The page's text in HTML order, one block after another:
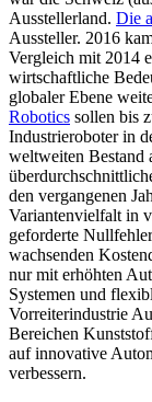
Ausstellerland. Die
Aussteller. 2016
Vergleich mit 2014
wirtschaftliche
globaler Ebene
Robotics sollen bis
Industrieroboter in
weltweiten Bestand
den vergangenen
Variantenvielfalt in
geforderte
wachsenden
nur mit erhöhten
Systemen und
Vorreiterindustrie
Bereichen
auf innovative
verbessern.